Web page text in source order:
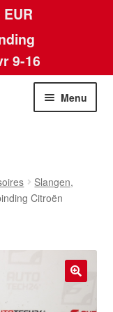
9-16
Menu
Slangen,
Citroën